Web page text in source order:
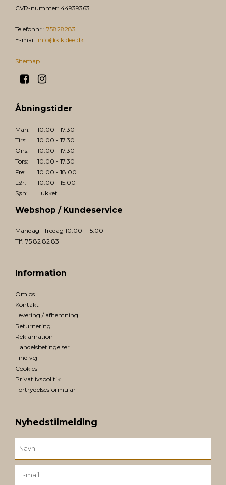
CVR-nummer: 44939363
Telefonnr.: 75828283
E-mail: info@kikidee.dk
Sitemap
Åbningstider
Man:
Tirs:
Ons:
Tors:
Fre:
Lør:
Søn:
10.00 - 17.30
10.00 - 17.30
10.00 - 17.30
10.00 - 17.30
10.00 - 18.00
10.00 - 15.00
Lukket
Webshop / Kundeservice
Mandag - fredag 10.00 - 15.00
Tlf. 75 82 82 83
Information
Om os
Kontakt
Levering / afhentning
Returnering
Reklamation
Handelsbetingelser
Find vej
Cookies
Privatlivspolitik
Fortrydelsesformular
Nyhedstilmelding